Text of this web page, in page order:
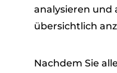
analysieren und
übersichtlich
Nachdem Sie